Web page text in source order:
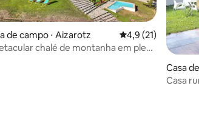
média de 5, 70 avaliações
de campo ⋅ Aizarotz 4,9 de uma
4,9 (21)
chalé de montanha em plena
Casa
Casa